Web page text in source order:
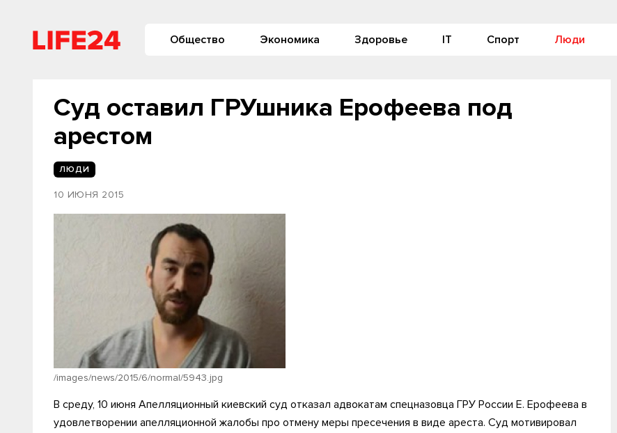
Общество Экономика Здоровье IT Спорт Люди
Суд оставил ГРУшника Ерофеева под
арестом
ЛЮДИ
10 ИЮНЯ 2015
/images/news/2015/6/normal/5943.jpg
В среду, 10 июня Апелляционный киевский суд отказал адвокатам спецназовца ГРУ России Е. Ерофеева в
удовлетворении апелляционной жалобы про отмену меры пресечения в виде ареста. Суд мотивировал